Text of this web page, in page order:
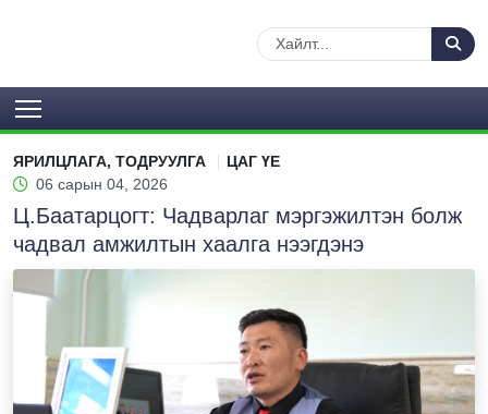
ЯРИЛЦЛАГА, ТОДРУУЛГА
ЦАГ ҮЕ
06 сарын 04, 2026
Ц.Баатарцогт: Чадварлаг мэргэжилтэн болж
чадвал амжилтын хаалга нээгдэнэ